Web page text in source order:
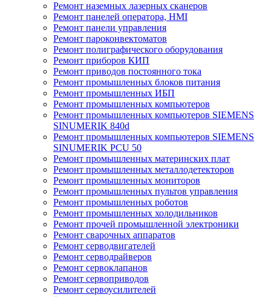
Ремонт наземных лазерных сканеров
Ремонт панелей оператора, HMI
Ремонт панели управления
Ремонт пароконвектоматов
Ремонт полиграфического оборудования
Ремонт приборов КИП
Ремонт приводов постоянного тока
Ремонт промышленных блоков питания
Ремонт промышленных ИБП
Ремонт промышленных компьютеров
Ремонт промышленных компьютеров SIEMENS
SINUMERIK 840d
Ремонт промышленных компьютеров SIEMENS
SINUMERIK PCU 50
Ремонт промышленных материнских плат
Ремонт промышленных металлодетекторов
Ремонт промышленных мониторов
Ремонт промышленных пультов управления
Ремонт промышленных роботов
Ремонт промышленных холодильников
Ремонт прочей промышленной электроники
Ремонт сварочных аппаратов
Ремонт серводвигателей
Ремонт серводрайверов
Ремонт сервоклапанов
Ремонт сервоприводов
Ремонт сервоусилителей